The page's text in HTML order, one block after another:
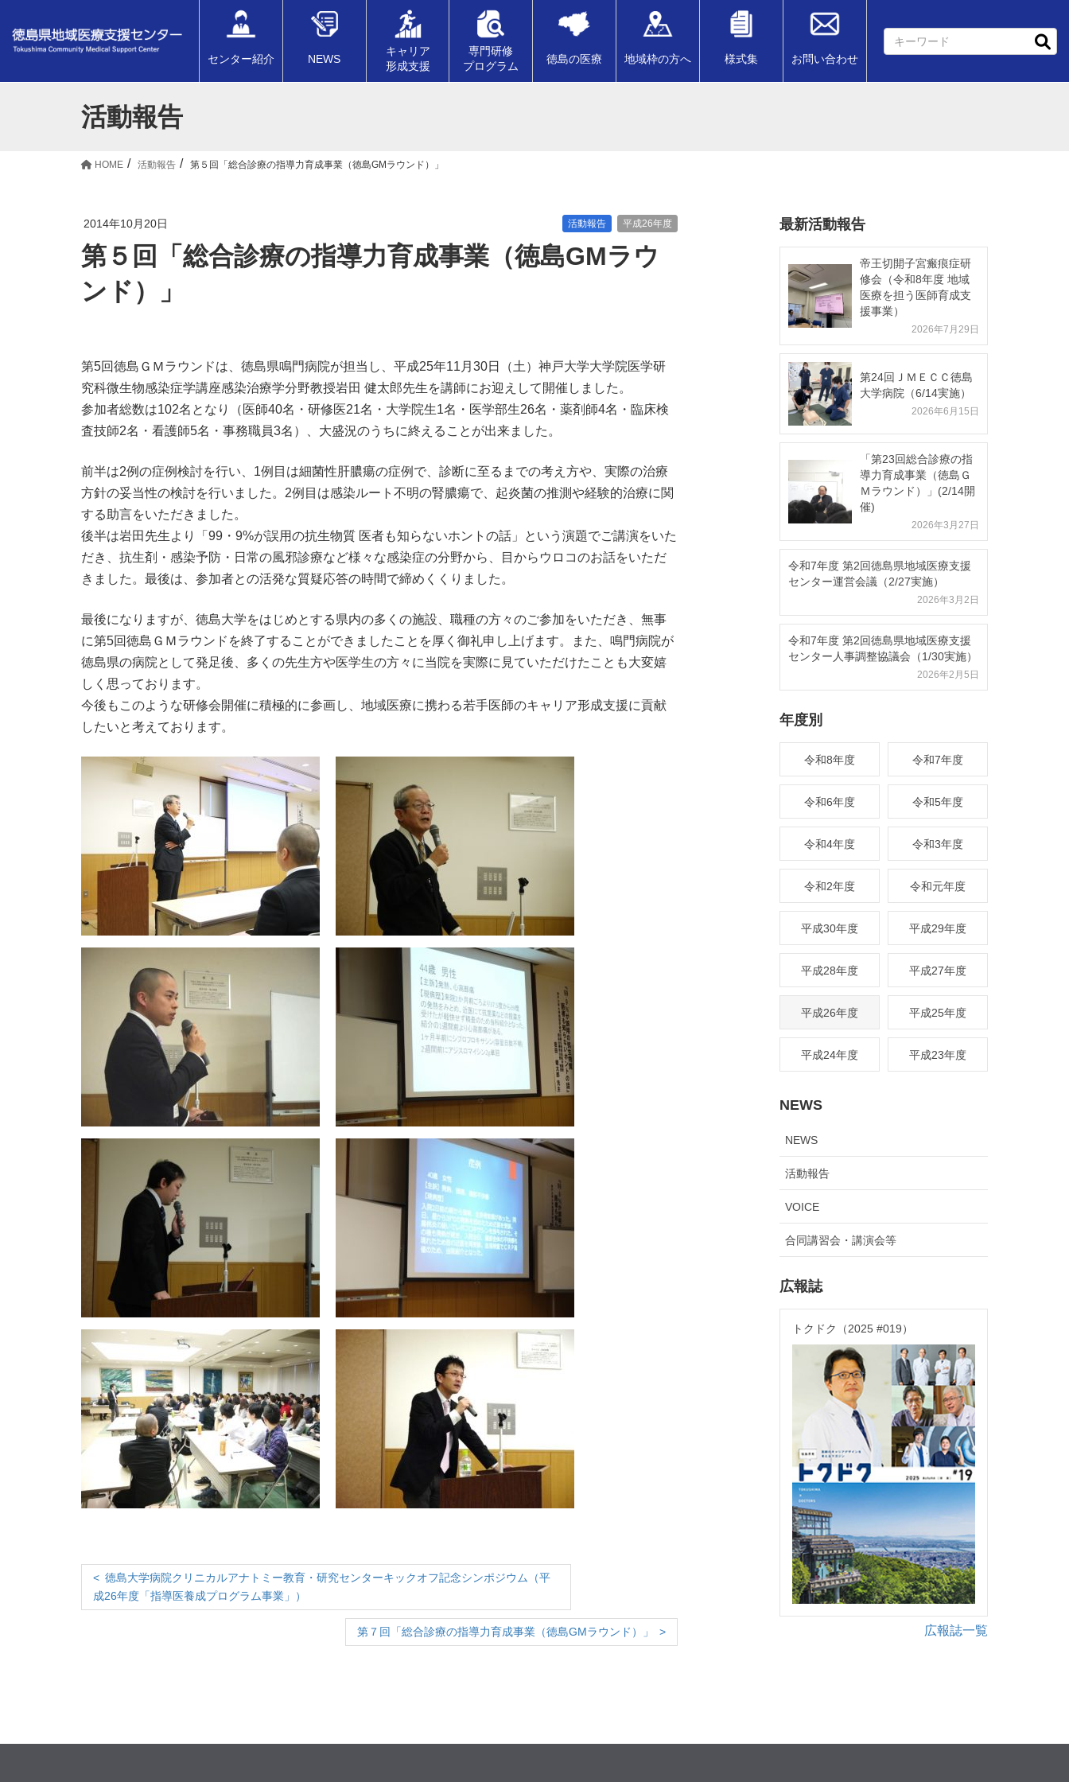
センター紹介 NEWS
キャリア
形成支援
専門研修
プログラム
徳島の医療 地域枠の方へ 様式集 お問い合わせ
活動報告
HOME 活動報告 第５回「総合診療の指導力育成事業（徳島GMラウンド）」
2014年10月20日 平成26年度
活動報告
第５回「総合診療の指導力育成事業（徳島GMラウ
ンド）」
第5回徳島ＧＭラウンドは、徳島県鳴門病院が担当し、平成25年11月30日（土）神戸大学大学院医学研
究科微生物感染症学講座感染治療学分野教授岩田 健太郎先生を講師にお迎えして開催しました。
参加者総数は102名となり（医師40名・研修医21名・大学院生1名・医学部生26名・薬剤師4名・臨床検
査技師2名・看護師5名・事務職員3名）、大盛況のうちに終えることが出来ました。
前半は2例の症例検討を行い、1例目は細菌性肝膿瘍の症例で、診断に至るまでの考え方や、実際の治療
方針の妥当性の検討を行いました。2例目は感染ルート不明の腎膿瘍で、起炎菌の推測や経験的治療に関
する助言をいただきました。
後半は岩田先生より「99・9%が誤用の抗生物質 医者も知らないホントの話」という演題でご講演をいた
だき、抗生剤・感染予防・日常の風邪診療など様々な感染症の分野から、目からウロコのお話をいただ
きました。最後は、参加者との活発な質疑応答の時間で締めくくりました。
最後になりますが、徳島大学をはじめとする県内の多くの施設、職種の方々のご参加をいただき、無事
に第5回徳島ＧＭラウンドを終了することができましたことを厚く御礼申し上げます。また、鳴門病院が
徳島県の病院として発足後、多くの先生方や医学生の方々に当院を実際に見ていただけたことも大変嬉
しく思っております。
今後もこのような研修会開催に積極的に参画し、地域医療に携わる若手医師のキャリア形成支援に貢献
したいと考えております。
徳島大学病院クリニカルアナトミー教育・研究センターキックオフ記念シンポジウム（平
成26年度「指導医養成プログラム事業」）
第７回「総合診療の指導力育成事業（徳島GMラウンド）」
最新活動報告
帝王切開子宮瘢痕症研
修会（令和8年度 地域
医療を担う医師育成支
援事業）
2026年7月29日
第24回ＪＭＥＣＣ徳島
大学病院（6/14実施）
2026年6月15日
「第23回総合診療の指
導力育成事業（徳島Ｇ
Ｍラウンド）」(2/14開
催)
2026年3月27日
令和7年度 第2回徳島県地域医療支援
センター運営会議（2/27実施）
2026年3月2日
令和7年度 第2回徳島県地域医療支援
センター人事調整協議会（1/30実施）
2026年2月5日
年度別
令和8年度 令和7年度
令和6年度 令和5年度
令和4年度 令和3年度
令和2年度 令和元年度
平成30年度 平成29年度
平成28年度 平成27年度
平成26年度 平成25年度
平成24年度 平成23年度
NEWS
NEWS
活動報告
VOICE
合同講習会・講演会等
広報誌
トクドク（2025 #019）
広報誌一覧